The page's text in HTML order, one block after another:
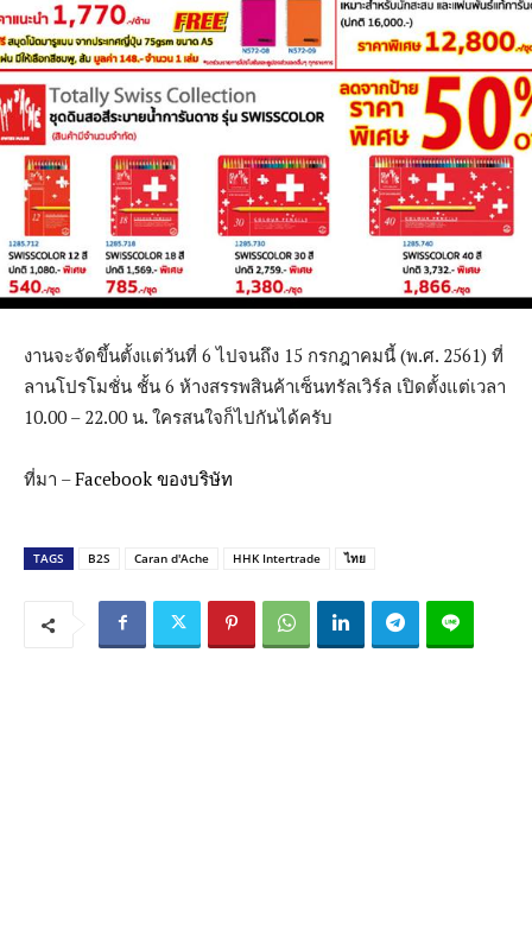
งานจะจัดขึ้นตั้งแต่วันที่ 6 ไปจนถึง 15 กรกฎาคมนี้ (พ.ศ. 2561) ที่
ลานโปรโมชั่น ชั้น 6 ห้างสรรพสินค้าเซ็นทรัลเวิร์ล เปิดตั้งแต่เวลา
10.00 – 22.00 น. ใครสนใจก็ไปกันได้ครับ
ที่มา –Facebook ของบริษัท
TAGS B2S Caran d'Ache HHK Intertrade ไทย